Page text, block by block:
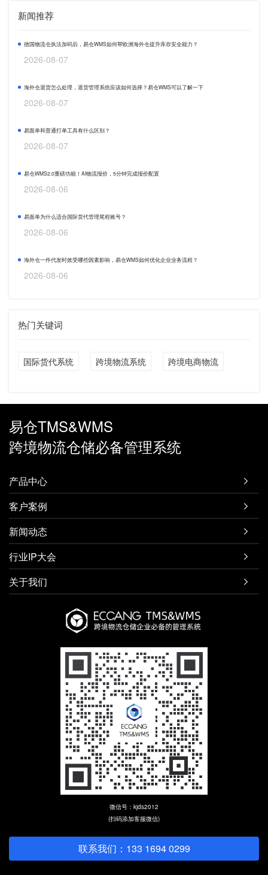
新闻推荐
德国物流仓执法加码后，易仓WMS如何帮欧洲海外仓提升库存安全能力？
2026-08-07
海外仓退货怎么处理，退货管理系统应该如何选择？易仓WMS可以了解一下
2026-08-07
易面单和普通打单工具有什么区别？
2026-08-07
易仓WMS2.0重磅功能！AI物流报价，5分钟完成报价配置
2026-08-06
易面单为什么适合国际货代管理尾程账号？
2026-08-06
海外仓一件代发时效受哪些因素影响，易仓WMS如何优化企业业务流程？
2026-08-06
热门关键词
国际货代系统 跨境物流系统 跨境电商物流
易仓TMS&WMS
跨境物流仓储必备管理系统
产品中心 
客户案例 
新闻动态 
行业IP大会 
关于我们 
微信号：kjds2012
(扫码添加客服微信)
联系我们：133 1694 0299